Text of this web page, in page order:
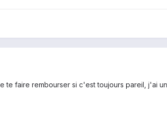
faire rembourser si c'est toujours pareil, j'ai